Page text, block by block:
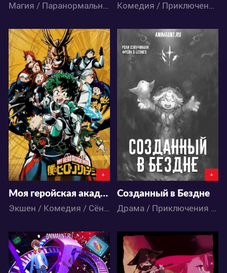
Магия / Паранормальное / Экшен / Фэнтези / Аниме Комедия / Приключения / Фэнтези / Школа / Аниме
113590
3 235
+
Моя геройская академия OVA
Экшен / Комедия / Сёнэн / Школа / Аниме
58778
120
+
Созданный в Бездне
Драма / Приключения / Ужасы / Фантастика / Фэнтези / Аниме